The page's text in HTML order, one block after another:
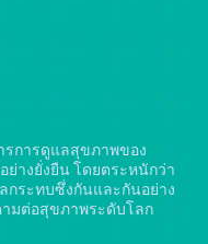
รการดูแลสุขภาพของ
ย่างยั่งยืนโดยตระหนักว่า
กระทบซึ่งกันและกันอย่าง
มต่อสุขภาพระดับโลก